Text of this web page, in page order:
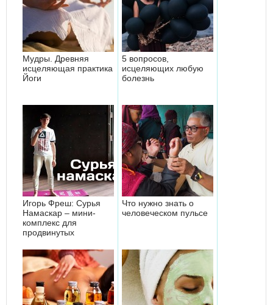
Мудры. Древняя
исцеляющая практика
Йоги
5 вопросов,
исцеляющих любую
болезнь
Игорь Фреш: Сурья
Намаскар – мини-
комплекс для
продвинутых
Что нужно знать о
человеческом пульсе